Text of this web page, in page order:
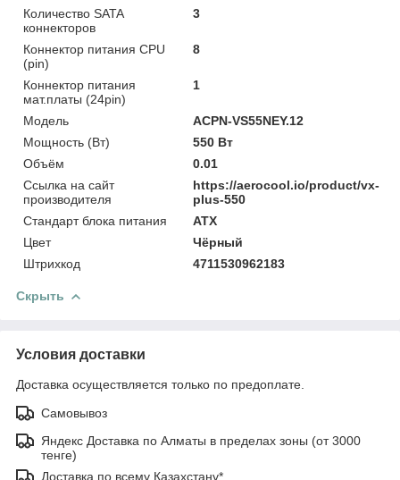
Количество SATA
коннекторов
3
Коннектор питания CPU
(pin)
8
Коннектор питания
мат.платы (24pin)
1
Модель
ACPN-VS55NEY.12
Мощность (Bт)
550 Вт
Объём
0.01
Ссылка на сайт
производителя
https://aerocool.io/product/vx-
plus-550
Стандарт блока питания
ATX
Цвет
Чёрный
Штрихкод
4711530962183
Скрыть
Условия доставки
Доставка осуществляется только по предоплате.
Самовывоз
Яндекс Доставка по Алматы в пределах зоны (от 3000
тенге)
Доставка по всему Казахстану*